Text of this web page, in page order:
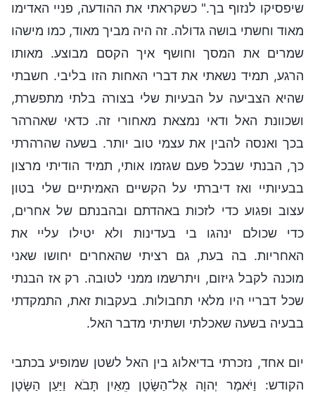
שיפסיקו לנזוף בך." כשקראתי את ההודעה, פניי האדימו
מאוד וחשתי בושה גדולה. זה היה מביך מאוד, כמו מישהו
שמרים את המסך וחושף איך הקסם מבוצע. מאותו
הרגע, תמיד נשאתי את דברי האחות הזו בליבי. חשבתי
שהיא הצביעה על הבעיות שלי בצורה בלתי מתפשרת,
ושכוונת האל ודאי נמצאת מאחורי זה. כדאי שאהרהר
בכך ואנסה להבין את עצמי טוב יותר. בשעה שהרהרתי
כך, הבנתי שבכל פעם שגזמו אותי, תמיד הודיתי מרצון
בבעיותיי ואז דיברתי על הקשיים האמיתיים שלי בטון
עצוב ופגוע כדי לזכות באהדתם ובהבנתם של אחרים,
כדי שכולם ינהגו בי בעדינות ולא יטילו עליי את
האחריות. בה בעת, גם רציתי שהאחרים יחושו שאני
מוכנה לקבל גיזום, ויתרשמו ממני לטובה. רק אז הבנתי
שכל דבריי היו מלאי תחבולות. בעקבות זאת, התמקדתי
בבעיה בשעה שאכלתי ושתיתי מדבר האל.
יום אחד, נזכרתי בדיאלוג בין האל לשטן שמופיע בכתבי
הקודש: וַיֹּאמֶר יְהוָה אֶל־הַשָּׂטָן מֵאַיִן תָּבֹא וַיַּעַן הַשָּׂטָן